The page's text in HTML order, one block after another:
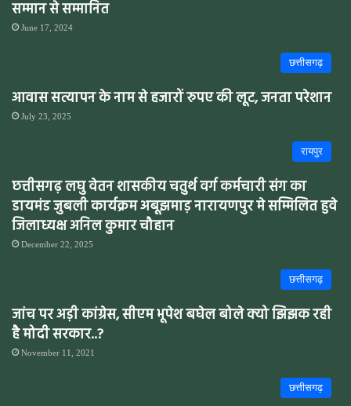
सम्मान से सम्मानित
June 17, 2024
छत्तीसगढ़
आवास सत्यापन के नाम से हजारों रुपए की लूट, जनता परेशान
July 23, 2025
रायपुर
छत्तीसगढ़ लघु वेतन शासकीय चतुर्थ वर्ग कर्मचारी संग का
डायमंड जुबली कार्यक्रम अबूझमाड़ नारायणपुर मे सम्मिलित हुवे
जिलाध्यक्ष अनिल कुमार चौहान
December 22, 2025
छत्तीसगढ़
जांच पर अड़ी कांग्रेस, सीएम भूपेश बघेल बोले क्यो झिझक रही
है मोदी सरकार..?
November 11, 2021
छत्तीसगढ़